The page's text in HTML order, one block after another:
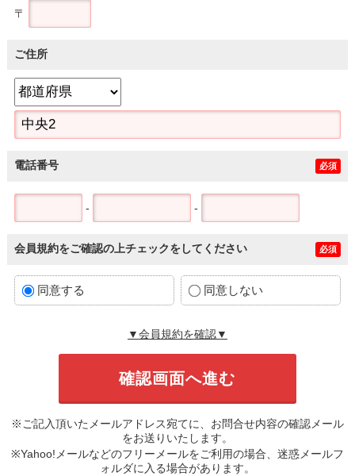
〒
ご住所
電話番号 必須
- -
会員規約をご確認の上チェックをしてください 必須
同意する 同意しない
▼会員規約を確認▼
※ご記入頂いたメールアドレス宛てに、お問合せ内容の確認メール
をお送りいたします。
※Yahoo!メールなどのフリーメールをご利用の場合、迷惑メールフ
ォルダに入る場合があります。